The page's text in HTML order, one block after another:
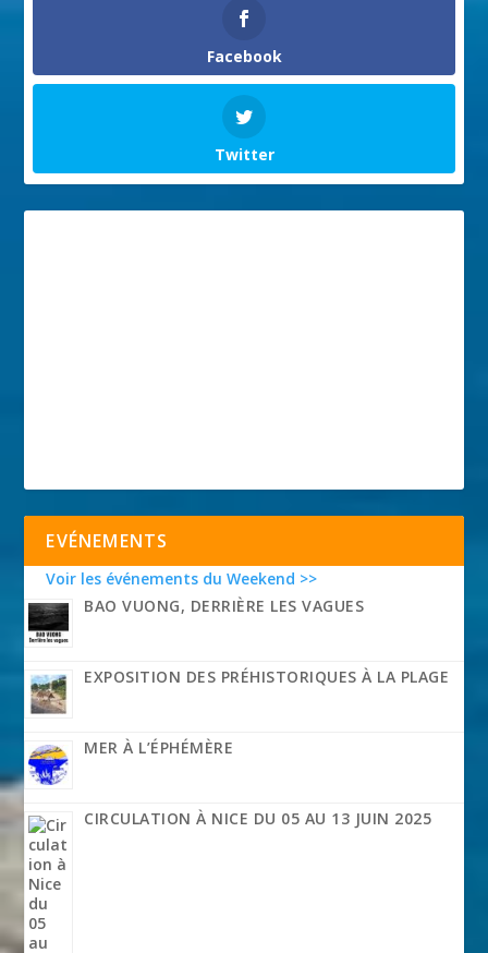
Facebook
Twitter
EVÉNEMENTS
Voir les événements du Weekend >>
BAO VUONG, DERRIÈRE LES VAGUES
EXPOSITION DES PRÉHISTORIQUES À LA PLAGE
MER À L’ÉPHÉMÈRE
CIRCULATION À NICE DU 05 AU 13 JUIN 2025